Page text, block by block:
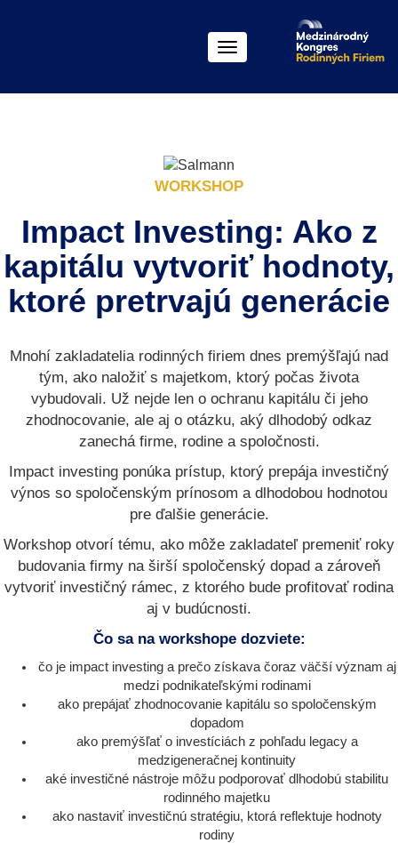
Menu
WORKSHOP
Impact Investing: Ako z
kapitálu vytvoriť hodnoty,
ktoré pretrvajú generácie
Mnohí zakladatelia rodinných firiem dnes premýšľajú nad
tým, ako naložiť s majetkom, ktorý počas života
vybudovali. Už nejde len o ochranu kapitálu či jeho
zhodnocovanie, ale aj o otázku, aký dlhodobý odkaz
zanechá firme, rodine a spoločnosti.
Impact investing ponúka prístup, ktorý prepája investičný
výnos so spoločenským prínosom a dlhodobou hodnotou
pre ďalšie generácie.
Workshop otvorí tému, ako môže zakladateľ premeniť roky
budovania firmy na širší spoločenský dopad a zároveň
vytvoriť investičný rámec, z ktorého bude profitovať rodina
aj v budúcnosti.
Čo sa na workshope dozviete:
čo je impact investing a prečo získava čoraz väčší význam aj
medzi podnikateľskými rodinami
ako prepájať zhodnocovanie kapitálu so spoločenským
dopadom
ako premýšľať o investíciách z pohľadu legacy a
medzigeneračnej kontinuity
aké investičné nástroje môžu podporovať dlhodobú stabilitu
rodinného majetku
ako nastaviť investičnú stratégiu, ktorá reflektuje hodnoty
rodiny